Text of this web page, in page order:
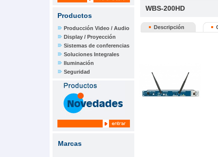
Productos
Producción Video / Audio
Display / Proyección
Sistemas de conferencias
Soluciones Integrales
Iluminación
Seguridad
Marcas
WBS-200HD
Descripción